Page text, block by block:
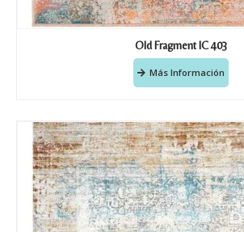
Old Fragment IC 403
Más Información